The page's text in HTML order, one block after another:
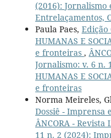
(2016):
Entrelaçamentos,
Paula Paes, Edição
HUMANAS E
e fronteiras ,
Jornalismo: v. 6 n.
HUMANAS E
e fronteiras
Norma Meireles,
Dossiê - Imprensa
ÂNCORA -
11 n. 2 (2024):